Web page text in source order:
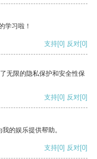
学习啦！
支持[0] 反对[0]
无限的隐私保护和安全性保
支持[0] 反对[0]
的娱乐提供帮助。
支持[0] 反对[0]